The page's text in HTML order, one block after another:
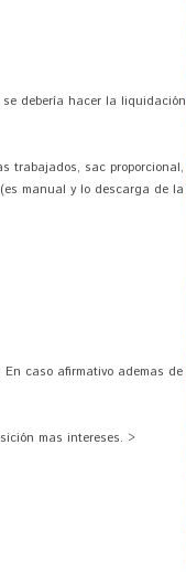
se debería hacer la liquidación
trabajados, sac proporcional,
manual y lo descarga de la
caso afirmativo ademas de
mas intereses. >